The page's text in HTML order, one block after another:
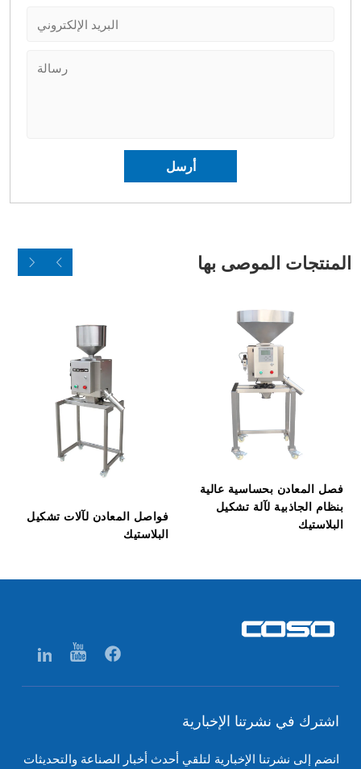
المنتجات الموصى بها
فصل المعادن بحساسية عالية
بنظام الجاذبية لآلة تشكيل
البلاستيك
فواصل المعادن لآلات تشكيل
البلاستيك
اشترك في نشرتنا الإخبارية
انضم إلى نشرتنا الإخبارية لتلقي أحدث أخبار الصناعة والتحديثات